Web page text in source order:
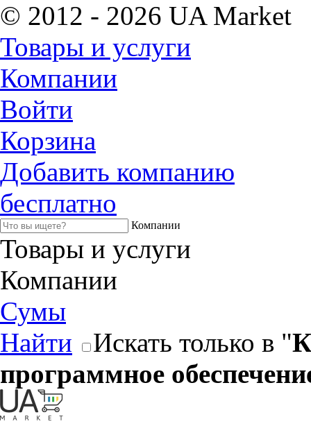
© 2012 - 2026 UA Market
Товары и услуги
Компании
Войти
Корзина
Добавить компанию
бесплатно
Компании
Товары и услуги
Компании
Сумы
Найти
Искать только в "
программное